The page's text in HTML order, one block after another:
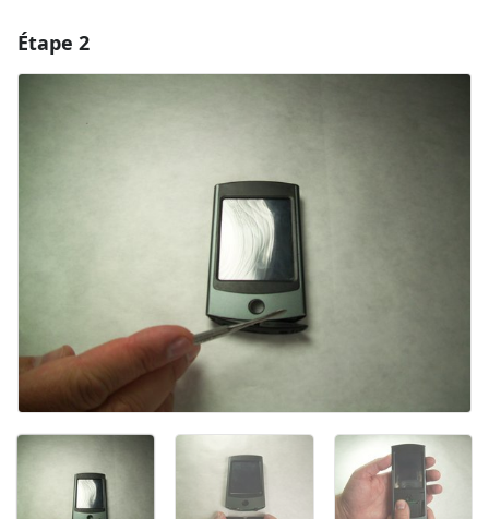
Annuler Publier un commentaire
Étape 2